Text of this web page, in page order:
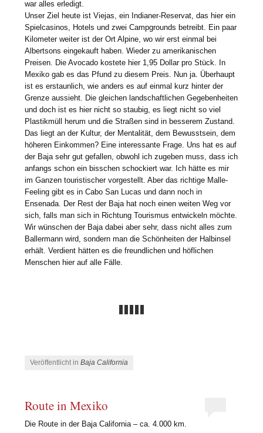
war alles erledigt.
Unser Ziel heute ist Viejas, ein Indianer-Reservat, das hier ein
Spielcasinos, Hotels und zwei Campgrounds betreibt. Ein paar
Kilometer weiter ist der Ort Alpine, wo wir erst einmal bei
Albertsons eingekauft haben. Wieder zu amerikanischen
Preisen. Die Avocado kostete hier 1,95 Dollar pro Stück. In
Mexiko gab es das Pfund zu diesem Preis. Nun ja. Überhaupt
ist es erstaunlich, wie anders es auf einmal kurz hinter der
Grenze aussieht. Die gleichen landschaftlichen Gegebenheiten
und doch ist es hier nicht so staubig, es liegt nicht so viel
Plastikmüll herum und die Straßen sind in besserem Zustand.
Das liegt an der Kultur, der Mentalität, dem Bewusstsein, dem
höheren Einkommen? Eine interessante Frage. Uns hat es auf
der Baja sehr gut gefallen, obwohl ich zugeben muss, dass ich
anfangs schon ein bisschen schockiert war. Ich hätte es mir
im Ganzen touristischer vorgestellt. Aber das richtige Malle-
Feeling gibt es in Cabo San Lucas und dann noch in
Ensenada. Der Rest der Baja hat noch einen weiten Weg vor
sich, falls man sich in Richtung Tourismus entwickeln möchte.
Wir wünschen der Baja dabei aber sehr, dass nicht alles zum
Ballermann wird, sondern man die Schönheiten der Halbinsel
erhält. Verdient hätten es die freundlichen und höflichen
Menschen hier auf alle Fälle.
Veröffentlicht inBaja California
Route in Mexiko
Die Route in der Baja California – ca. 4.000 km.